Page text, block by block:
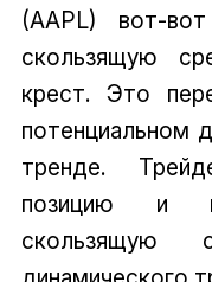
(AAPL) вот-
скользящую
крест. Это
потенциальном
тренде.
позицию и
скользящую